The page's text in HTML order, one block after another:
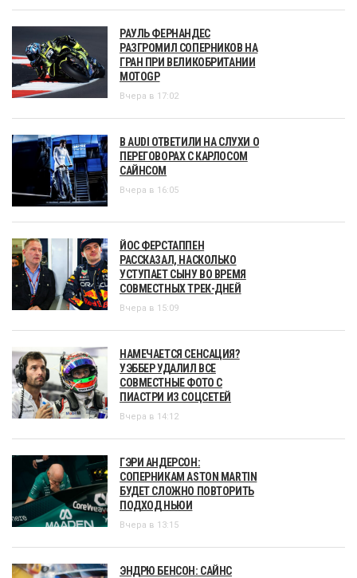
РАУЛЬ ФЕРНАНДЕС
РАЗГРОМИЛ СОПЕРНИКОВ НА
ГРАН ПРИ ВЕЛИКОБРИТАНИИ
MOTOGP
Вчера в 17:02
В AUDI ОТВЕТИЛИ НА СЛУХИ О
ПЕРЕГОВОРАХ С КАРЛОСОМ
САЙНСОМ
Вчера в 16:05
ЙОС ФЕРСТАППЕН
РАССКАЗАЛ, НАСКОЛЬКО
УСТУПАЕТ СЫНУ ВО ВРЕМЯ
СОВМЕСТНЫХ ТРЕК-ДНЕЙ
Вчера в 15:09
НАМЕЧАЕТСЯ СЕНСАЦИЯ?
УЭББЕР УДАЛИЛ ВСЕ
СОВМЕСТНЫЕ ФОТО С
ПИАСТРИ ИЗ СОЦСЕТЕЙ
Вчера в 14:12
ГЭРИ АНДЕРСОН:
СОПЕРНИКАМ ASTON MARTIN
БУДЕТ СЛОЖНО ПОВТОРИТЬ
ПОДХОД НЬЮИ
Вчера в 13:15
ЭНДРЮ БЕНСОН: САЙНС